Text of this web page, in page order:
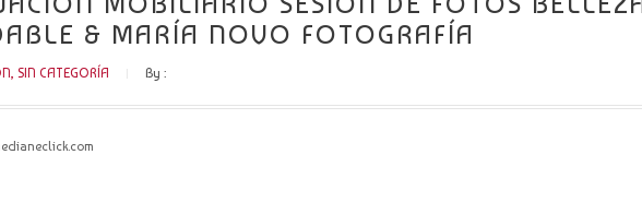
& MARÍA NOVO FOTOGRAFÍA
, SIN CATEGORÍA By :